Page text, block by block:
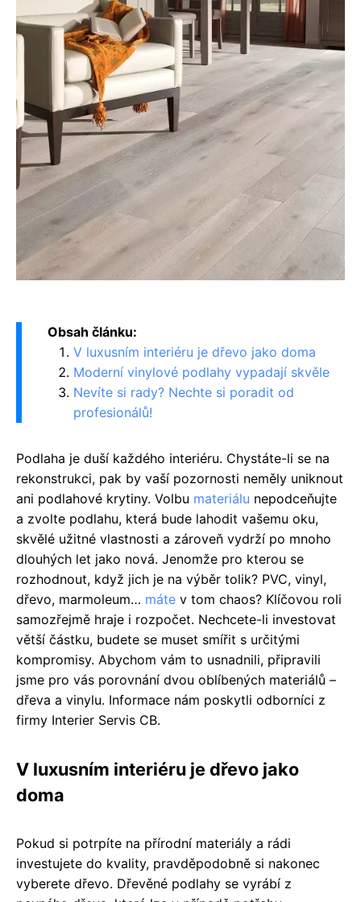
Obsah článku:
V luxusním interiéru je dřevo jako doma
Moderní vinylové podlahy vypadají skvěle
Nevíte si rady? Nechte si poradit od
profesionálů!
Podlaha je duší každého interiéru. Chystáte-li se na
rekonstrukci, pak by vaší pozornosti neměly uniknout
ani podlahové krytiny. Volbu materiálu nepodceňujte
a zvolte podlahu, která bude lahodit vašemu oku,
skvělé užitné vlastnosti a zároveň vydrží po mnoho
dlouhých let jako nová. Jenomže pro kterou se
rozhodnout, když jich je na výběr tolik? PVC, vinyl,
dřevo, marmoleum… máte v tom chaos? Klíčovou roli
samozřejmě hraje i rozpočet. Nechcete-li investovat
větší částku, budete se muset smířit s určitými
kompromisy. Abychom vám to usnadnili, připravili
jsme pro vás porovnání dvou oblíbených materiálů –
dřeva a vinylu. Informace nám poskytli odborníci z
firmy Interier Servis CB.
V luxusním interiéru je dřevo jako
doma
Pokud si potrpíte na přírodní materiály a rádi
investujete do kvality, pravděpodobně si nakonec
vyberete dřevo. Dřevěné podlahy se vyrábí z